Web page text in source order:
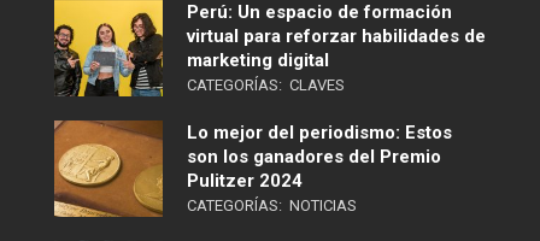
Perú: Un espacio de formación
virtual para reforzar habilidades de
marketing digital
CATEGORÍAS: CLAVES
Lo mejor del periodismo: Estos
son los ganadores del Premio
Pulitzer 2024
CATEGORÍAS: NOTICIAS